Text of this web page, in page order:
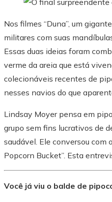
Nos filmes “Duna”, um
militares com suas
Essas duas ideias foram
verme da areia que está
colecionáveis ​​recentes de
nesses navios do que
Lindsay Moyer pensa em
grupo sem fins lucrativos de
saudável. Ele conversou com
Popcorn Bucket”. Esta
Você já viu o balde de